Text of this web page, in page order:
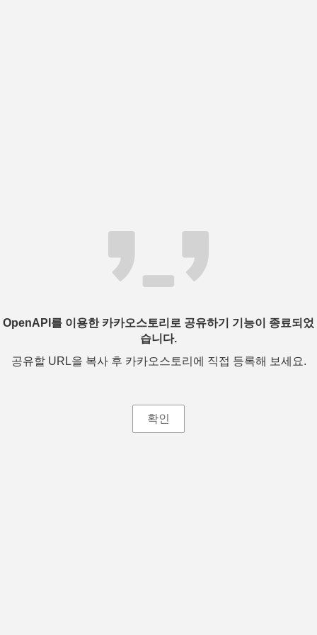
OpenAPI를 이용한 카카오스토리로 공유하기 기능이 종료되었
습니다.
공유할 URL을 복사 후 카카오스토리에 직접 등록해 보세요.
확인